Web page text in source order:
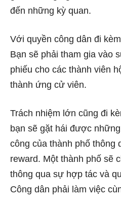
đến những kỳ quan.
Với quyền công dân đi
Bạn sẽ phải tham gia vào
phiếu cho các thành viên
thành ứng cử viên.
Trách nhiệm lớn cũng đi
bạn sẽ gặt hái được
công của thành phố thông
reward. Một thành phố sẽ
thông qua sự hợp tác và
Công dân phải làm việc